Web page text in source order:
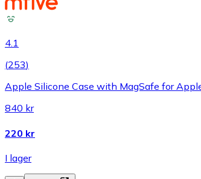
4.1
(253)
Apple Silicone Case with MagSafe for
840 kr
220 kr
I lager